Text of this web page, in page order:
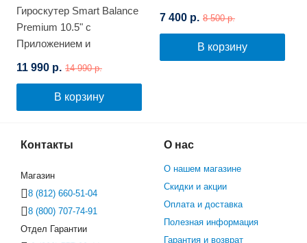
Гироскутер Smart Balance
Premium 10.5" с
Приложением и
(Черный карбон)
11 990 р. 14 990 р.
В корзину
7 400 р. 8 500 р.
В корзину
Контакты
Магазин
8 (812) 660-51-04
8 (800) 707-74-91
Отдел Гарантии
О нас
О нашем магазине
Скидки и акции
Оплата и доставка
Полезная информация
Гарантия и возврат